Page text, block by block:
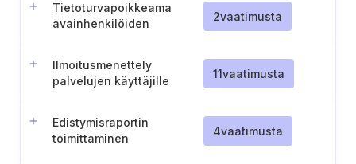
Tietoturvapoikkeama
avainhenkilöiden
2vaatimusta
Ilmoitusmenettely
palvelujen käyttäjille
varalta
11vaatimusta
Edistymisraportin
toimittaminen
4vaatimusta